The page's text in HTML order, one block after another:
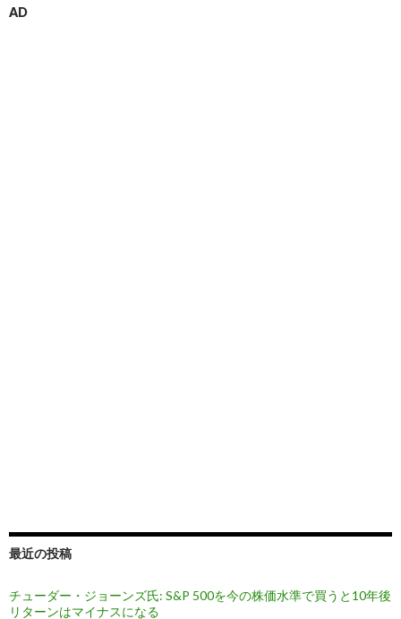
AD
最近の投稿
チューダー・ジョーンズ氏: S&P 500を今の株価水準で買うと10年後
リターンはマイナスになる